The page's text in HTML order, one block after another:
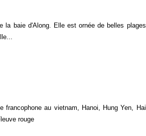
baie d'Along. Elle est ornée de belles plages
francophone au vietnam, Hanoi, Hung Yen, Hai
rouge